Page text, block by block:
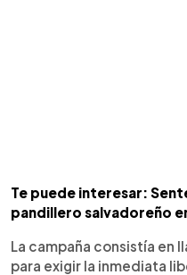
Te puede interesar:
pandillero salvadoreño
La campaña consistía en
para exigir la inmediata